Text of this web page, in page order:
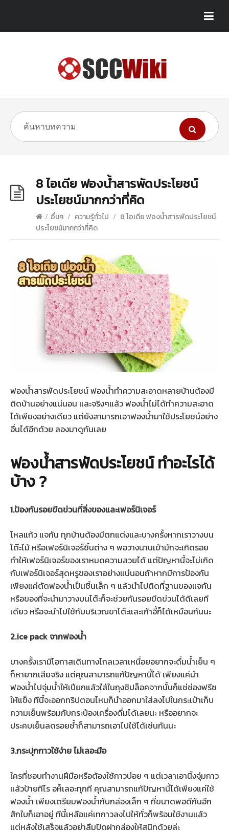
8 ไอเดีย ฟองน้ำสารพัดประโยชน์
ประโยชน์มากกว่าที่คิด
/ อื่นๆ / ความรู้ทั่วไป / 8 ไอเดีย ฟองน้ำสารพัดประโยชน์
ประโยชน์มากกว่าที่คิด
ฟองน้ำสารพัดประโยชน์ ฟองน้ำทำความสะอาดหลายบ้านต้องมี
ติดบ้านอย่างแน่นอน และจริงๆแล้ว ฟองน้ำไม่ได้ทำความสะอาด
ได้เพียงอย่างเดียว แต่ยังสามารถเอาฟองน้ำมาใช้ประโยชน์อย่าง
อื่นได้อีกด้วย ลองมาดูกันเลย
ฟองน้ำสารพัดประโยชน์ ทำอะไรได้
บ้าง ?
1.ป้องกันรอยขีดข่วนที่สิ่งของและเฟอร์นิเจอร์
โหลแก้ว แจกัน ทุกบ้านต้องมีตกแต่งและบางครั้งหากเราวางบน
โต๊ะไม้ หรือเฟอร์นิเจอร์ชิ้นต่าง ๆ พอวางนานเข้ามักจะเกิดรอย
ทำให้เฟอร์นิเจอร์ของเราหมดความสวยได้ แต่ปัญหานี้จะไม่เกิด
กับเฟอร์นิเจอร์สุดหรูของเราอย่างแน่นอนถ้าหากมีการป้องกัน
เพียงแค่ตัดฟองน้ำเป็นชิ้นเล็ก ๆ แล้วนำไปติดที่ฐานของแจกัน
หรือของที่จะนำมาวางบนโต๊ะก็จะช่วยกันรอยขีดข่วนได้ดีเลยที
เดียว หรือจะนำไปใช้กับบริเวณขาโต๊ะและเก้าอี้ก็ได้เหมือนกันนะ
2.ice pack จากฟองน้ำ
บางครั้งเรามีโอกาสเดินทางไกลเวลาเหนื่อยอยากจะดื่มน้ำเย็น ๆ
ก็หายากเสียจริง แต่คุณสามารถแก้ปัญหานี้ได้ เพียงแค่นำ
ฟองน้ำไปจุ่มน้ำให้เปียกแล้วใส่ในถุงซิปล็อคจากนั้นก็แช่ช่องฟรีซ
ให้แข็ง ทีนี้จะออกทริปตอนไหนก็นำออกมาใส่ลงไปในกระเป๋าเก็บ
ความเย็นพร้อมกับกระป๋องเครื่องดื่มได้เลยนะ หรืออยากจะ
ประคบเย็นลดรอยช้ำก็สามารถเอาไปใช้ได้เช่นกันนะ
3.กระปุกกาวใช้ง่าย ไม่เลอะมือ
ใครที่ชอบทำงานฝีมือหรือต้องใช้กาวบ่อย ๆ แต่เวลาเอานิ้งจุ่มกาว
แล้วป้ายทีไร อห็เลอะทุกที คุณสามารถแก้ปัญหานี้ได้เพียงแค่ใช้
ฟองน้ำ เพียงเตรียมฟองน้ำกับกล่องเล็ก ๆ ที่ขนาดพอดีกันอีก
สักใบก็เอาอยู่ ทีนี้เหลือแค่เทกาวลงไปให้ทั่วก็พร้อมใช้งานแล้ว
แต่หลังใช้เสร็จแล้วอย่าลืมปิดฝากล่องให้สนิทด้วยล่ะ